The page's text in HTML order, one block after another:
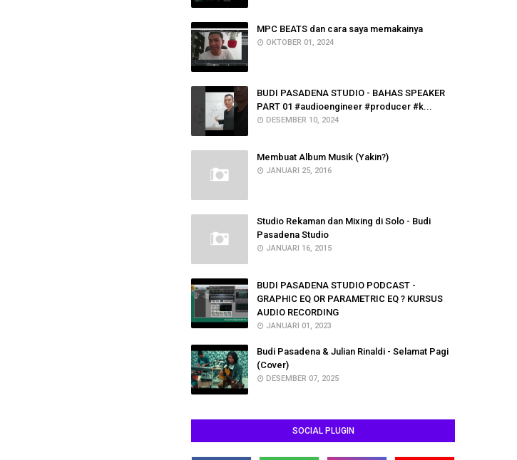
MPC BEATS dan cara saya memakainya
OKTOBER 01, 2024
BUDI PASADENA STUDIO - BAHAS SPEAKER
PART 01 #audioengineer #producer #k...
DESEMBER 10, 2024
Membuat Album Musik (Yakin?)
JANUARI 25, 2016
Studio Rekaman dan Mixing di Solo - Budi
Pasadena Studio
JANUARI 16, 2015
BUDI PASADENA STUDIO PODCAST -
GRAPHIC EQ OR PARAMETRIC EQ ? KURSUS
AUDIO RECORDING
JANUARI 01, 2023
Budi Pasadena & Julian Rinaldi - Selamat Pagi
(Cover)
DESEMBER 07, 2025
SOCIAL PLUGIN